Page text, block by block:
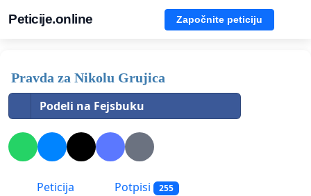
Peticije.online Započnite peticiju
Pravda za Nikolu Grujica
Podeli na Fejsbuku
Peticija Potpisi 255